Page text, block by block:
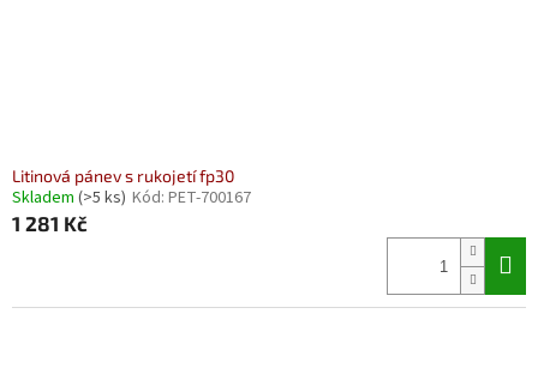
Litinová pánev s rukojetí fp30
Skladem (>5 ks) Kód: PET-700167
1 281 Kč